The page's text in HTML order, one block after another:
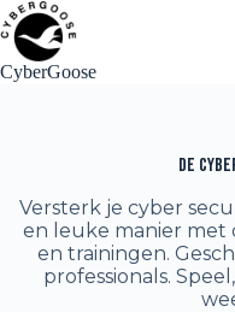
Ga
naar
de
inhoud
CyberGoose
De
Versterk je cyber
en leuke manier met
en trainingen.
professionals.